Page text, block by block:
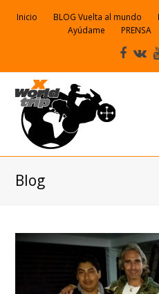
Inicio BLOG Vuelta al mundo
Ayúdame
PRENSA
Blog